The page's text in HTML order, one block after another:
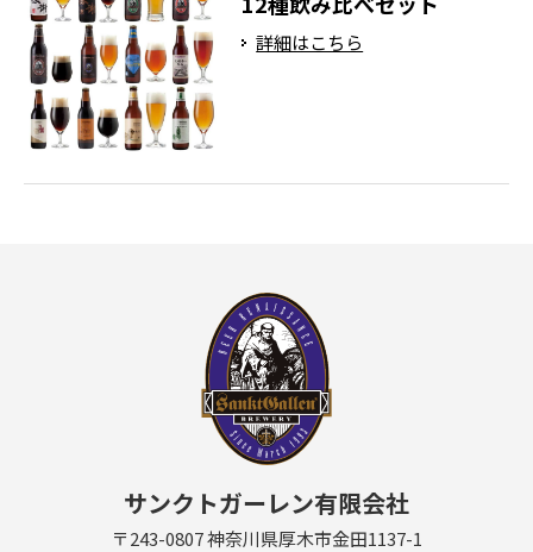
詳細はこちら
サンクトガーレン有限会社
〒243-0807 神奈川県厚木市金田1137-1